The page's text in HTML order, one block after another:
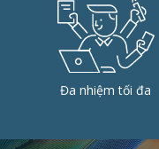
Đa nhiệm tối đa